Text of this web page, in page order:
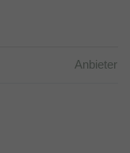
Anbieter